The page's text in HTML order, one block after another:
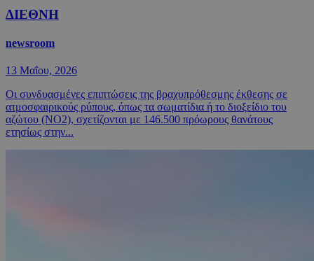
ΔΙΕΘΝΗ
newsroom
13 Μαΐου, 2026
Οι συνδυασμένες επιπτώσεις της βραχυπρόθεσμης έκθεσης σε
ατμοσφαιρικούς ρύπους, όπως τα σωματίδια ή το διοξείδιο του
αζώτου (NO2), σχετίζονται με 146.500 πρόωρους θανάτους
ετησίως στην...